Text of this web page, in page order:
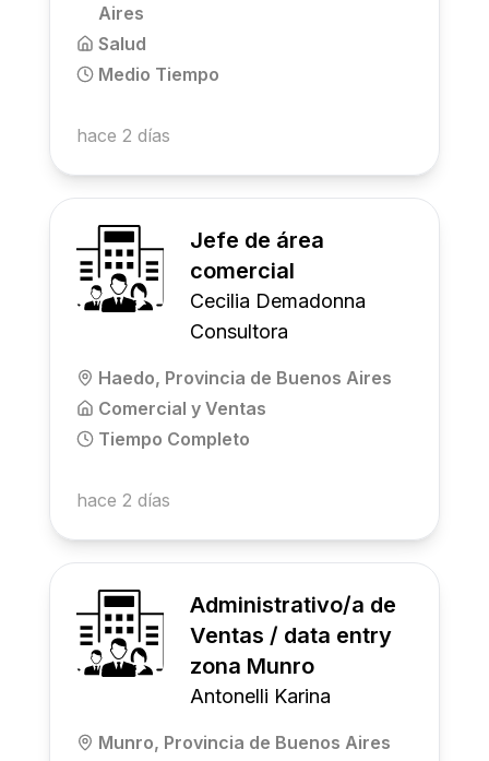
Aires
Salud
Medio Tiempo
hace 2 días
Jefe de área
comercial
Cecilia Demadonna
Consultora
Haedo, Provincia de Buenos Aires
Comercial y Ventas
Tiempo Completo
hace 2 días
Administrativo/a de
Ventas / data entry
zona Munro
Antonelli Karina
Munro, Provincia de Buenos Aires